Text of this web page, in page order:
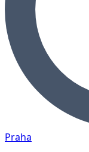
Praha